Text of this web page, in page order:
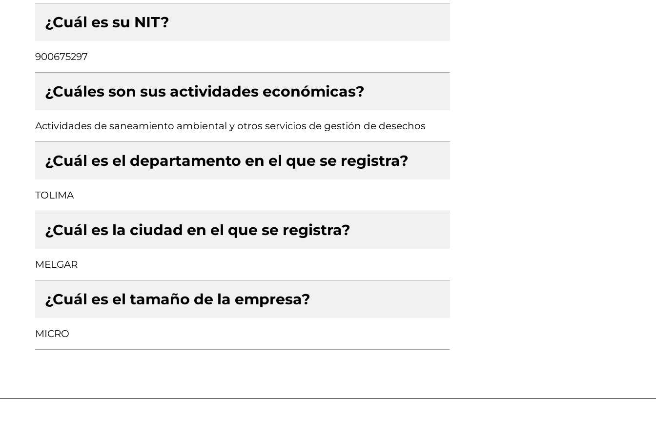
¿Cuál es su NIT?
900675297
¿Cuáles son sus actividades económicas?
Actividades de saneamiento ambiental y otros servicios de gestión de desechos
¿Cuál es el departamento en el que se registra?
TOLIMA
¿Cuál es la ciudad en el que se registra?
MELGAR
¿Cuál es el tamaño de la empresa?
MICRO